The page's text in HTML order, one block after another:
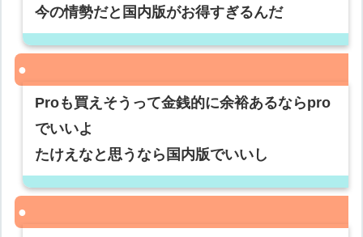
今の情勢だと国内版がお得すぎるんだ
Proも買えそうって金銭的に余裕あるならpro
でいいよ
たけえなと思うなら国内版でいいし